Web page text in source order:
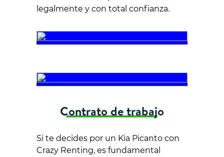
legalmente y con total confianza.
Contrato de trabajo
Si te decides por un Kia Picanto con
Crazy Renting, es fundamental